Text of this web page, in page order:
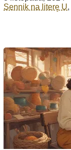
Sennik na literę U,